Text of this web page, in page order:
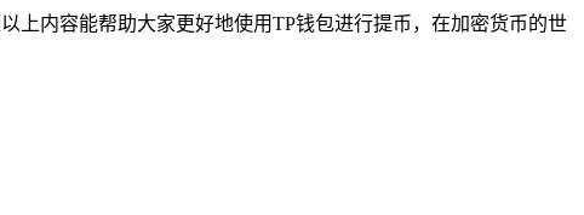
上内容能帮助大家更好地使用TP钱包进行提币，在加密货币的世